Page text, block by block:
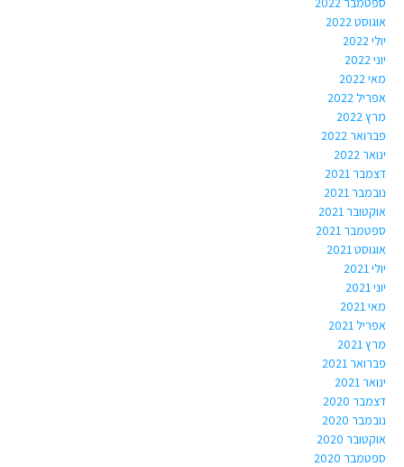
אוגוסט 2022
יולי 2022
יוני 2022
מאי 2022
אפריל 2022
מרץ 2022
פברואר 2022
ינואר 2022
דצמבר 2021
נובמבר 2021
אוקטובר 2021
ספטמבר 2021
אוגוסט 2021
יולי 2021
יוני 2021
מאי 2021
אפריל 2021
מרץ 2021
פברואר 2021
ינואר 2021
דצמבר 2020
נובמבר 2020
אוקטובר 2020
ספטמבר 2020